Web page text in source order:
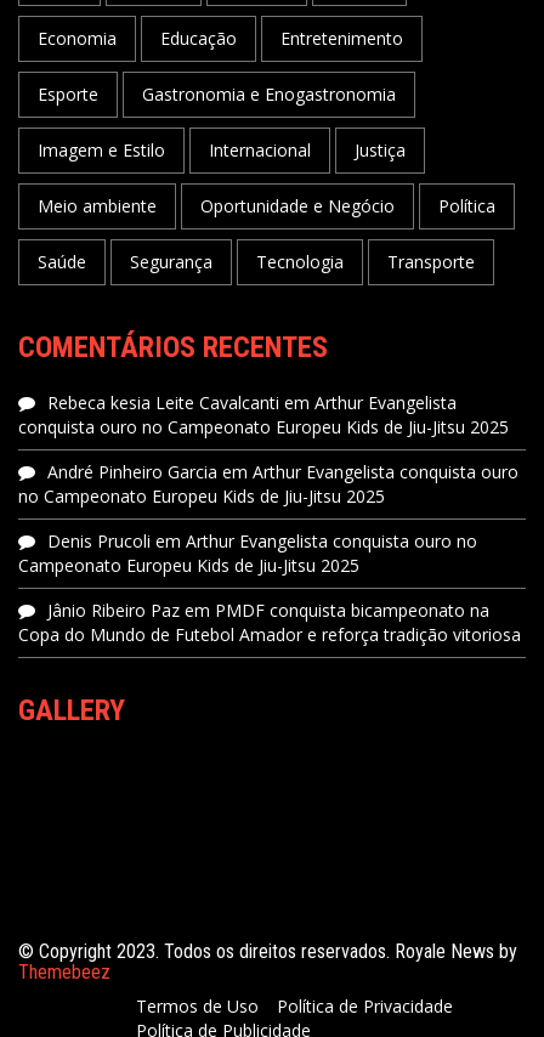
Economia Educação Entretenimento
Esporte Gastronomia e Enogastronomia
Imagem e Estilo Internacional Justiça
Meio ambiente Oportunidade e Negócio Política
Saúde Segurança Tecnologia Transporte
COMENTÁRIOS RECENTES
Rebeca kesia Leite Cavalcanti em Arthur Evangelista
conquista ouro no Campeonato Europeu Kids de Jiu-Jitsu 2025
André Pinheiro Garcia em Arthur Evangelista conquista ouro
no Campeonato Europeu Kids de Jiu-Jitsu 2025
Denis Prucoli em Arthur Evangelista conquista ouro no
Campeonato Europeu Kids de Jiu-Jitsu 2025
Jânio Ribeiro Paz em PMDF conquista bicampeonato na
Copa do Mundo de Futebol Amador e reforça tradição vitoriosa
GALLERY
© Copyright 2023. Todos os direitos reservados. Royale News by
Themebeez
Termos de Uso
Política de Privacidade
Política de Publicidade